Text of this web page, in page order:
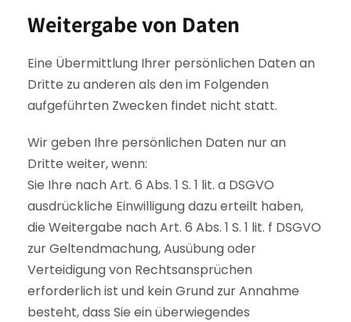
Weitergabe von Daten
Eine Übermittlung Ihrer persönlichen Daten an
Dritte zu anderen als den im Folgenden
aufgeführten Zwecken findet nicht statt.
Wir geben Ihre persönlichen Daten nur an
Dritte weiter, wenn:
Sie Ihre nach Art. 6 Abs. 1 S. 1 lit. a DSGVO
ausdrückliche Einwilligung dazu erteilt haben,
die Weitergabe nach Art. 6 Abs. 1 S. 1 lit. f DSGVO
zur Geltendmachung, Ausübung oder
Verteidigung von Rechtsansprüchen
erforderlich ist und kein Grund zur Annahme
besteht, dass Sie ein überwiegendes